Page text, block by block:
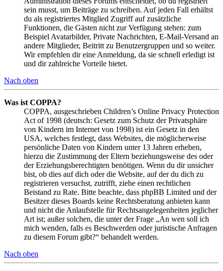
sein musst, um Beiträge zu schreiben. Auf jeden Fall erhältst
du als registriertes Mitglied Zugriff auf zusätzliche
Funktionen, die Gästen nicht zur Verfügung stehen: zum
Beispiel Avatarbilder, Private Nachrichten, E-Mail-Versand an
andere Mitglieder, Beitritt zu Benutzergruppen und so weiter.
Wir empfehlen dir eine Anmeldung, da sie schnell erledigt ist
und dir zahlreiche Vorteile bietet.
Nach oben
Was ist COPPA?
COPPA, ausgeschrieben Children’s Online Privacy Protection
Act of 1998 (deutsch: Gesetz zum Schutz der Privatsphäre
von Kindern im Internet von 1998) ist ein Gesetz in den
USA, welches festlegt, dass Websites, die möglicherweise
persönliche Daten von Kindern unter 13 Jahren erheben,
hierzu die Zustimmung der Eltern beziehungsweise des oder
der Erziehungsberechtigten benötigen. Wenn du dir unsicher
bist, ob dies auf dich oder die Website, auf der du dich zu
registrieren versuchst, zutrifft, ziehe einen rechtlichen
Beistand zu Rate. Bitte beachte, dass phpBB Limited und der
Besitzer dieses Boards keine Rechtsberatung anbieten kann
und nicht die Anlaufstelle für Rechtsangelegenheiten jeglicher
Art ist; außer solchen, die unter der Frage „An wen soll ich
mich wenden, falls es Beschwerden oder juristische Anfragen
zu diesem Forum gibt?“ behandelt werden.
Nach oben